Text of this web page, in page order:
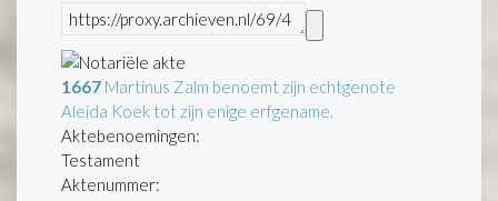
1667 Martinus Zalm benoemt zijn echtgenote
Aleida Koek tot zijn enige erfgename.
Aktebenoemingen:
Testament
Aktenummer: